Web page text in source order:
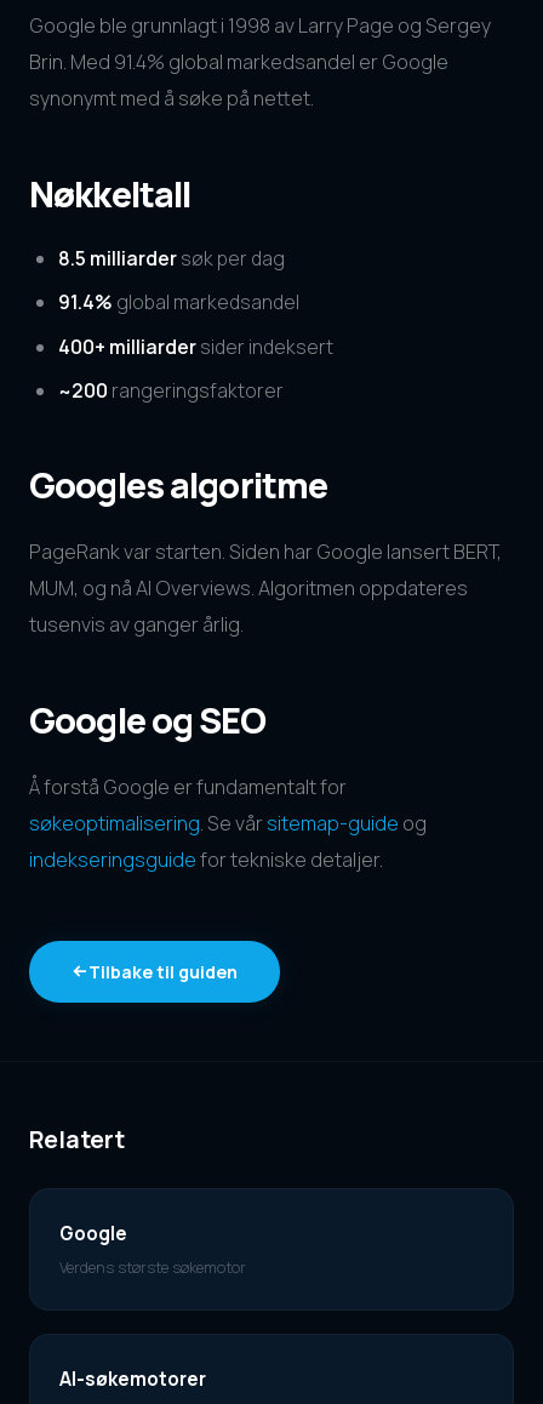
Google ble grunnlagt i 1998 av Larry Page og Sergey
Brin. Med 91.4% global markedsandel er Google
synonymt med å søke på nettet.
Nøkkeltall
8.5 milliardersøk per dag
91.4% global markedsandel
400+ milliardersider indeksert
~200 rangeringsfaktorer
Googles algoritme
PageRank var starten. Siden har Google lansert BERT,
MUM, og nå AI Overviews. Algoritmen oppdateres
tusenvis av ganger årlig.
Google og SEO
Å forstå Google er fundamentalt for
søkeoptimalisering. Se vårsitemap-guide og
indekseringsguidefor tekniske detaljer.
Tilbake til guiden
Relatert
Google
Verdens største søkemotor
AI-søkemotorer